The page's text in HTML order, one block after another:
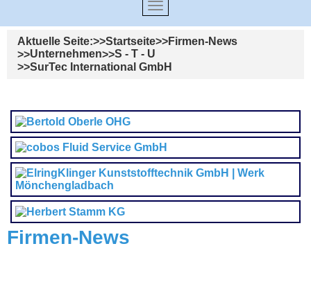
Aktuelle Seite: Startseite
Firmen-News
Unternehmen
S - T - U
SurTec International GmbH
Firmen-News